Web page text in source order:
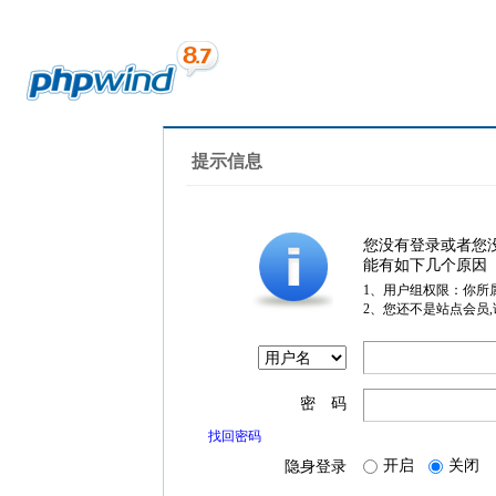
提示信息
您没有登录或者您
能有如下几个原因
1、用户组权限：你所
2、您还不是站点会员
密 码
找回密码
隐身登录 开启 关闭